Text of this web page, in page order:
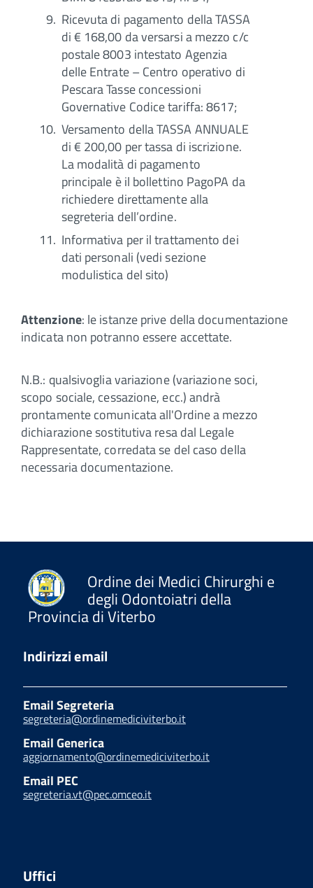
Ricevuta di pagamento della TASSA
di € 168,00 da versarsi a mezzo c/c
postale 8003 intestato Agenzia
delle Entrate – Centro operativo di
Pescara Tasse concessioni
Governative Codice tariffa: 8617;
Versamento della TASSA ANNUALE
di € 200,00 per tassa di iscrizione.
La modalità di pagamento
principale è il bollettino PagoPA da
richiedere direttamente alla
segreteria dell’ordine.
Informativa per il trattamento dei
dati personali (vedi sezione
modulistica del sito)
Attenzione: le istanze prive della documentazione
indicata non potranno essere accettate.
N.B.: qualsivoglia variazione (variazione soci,
scopo sociale, cessazione, ecc.) andrà
prontamente comunicata all'Ordine a mezzo
dichiarazione sostitutiva resa dal Legale
Rappresentate, corredata se del caso della
necessaria documentazione.
Ordine dei Medici Chirurghi e
degli Odontoiatri della
Provincia di Viterbo
Indirizzi email
Email Segreteria
segreteria@ordinemediciviterbo.it
Email Generica
aggiornamento@ordinemediciviterbo.it
Email PEC
segreteria.vt@pec.omceo.it
Uffici